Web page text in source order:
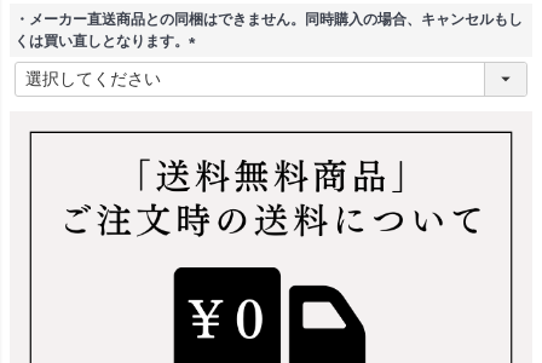
)
・メーカー直送商品との同梱はできません。同時購入の場合、キャンセルもし
くは買い直しとなります。
(
)